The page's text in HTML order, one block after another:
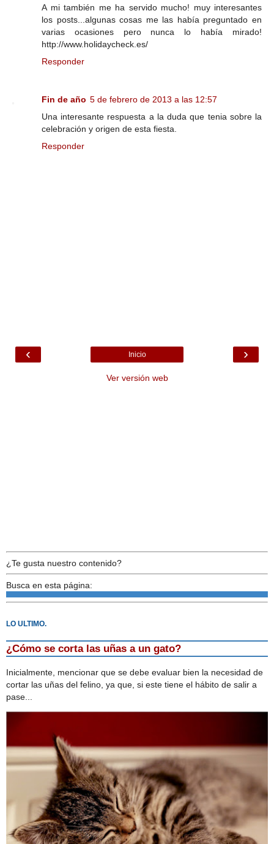
A mi también me ha servido mucho! muy interesantes
los posts...algunas cosas me las había preguntado en
varias ocasiones pero nunca lo había mirado!
http://www.holidaycheck.es/
Responder
Fin de año 5 de febrero de 2013 a las 12:57
Una interesante respuesta a la duda que tenia sobre la
celebración y origen de esta fiesta.
Responder
‹ ›
Inicio
Ver versión web
¿Te gusta nuestro contenido?
Busca en esta página:
LO ULTIMO.
¿Cómo se corta las uñas a un gato?
Inicialmente, mencionar que se debe evaluar bien la necesidad de
cortar las uñas del felino, ya que, si este tiene el hábito de salir a
pase...